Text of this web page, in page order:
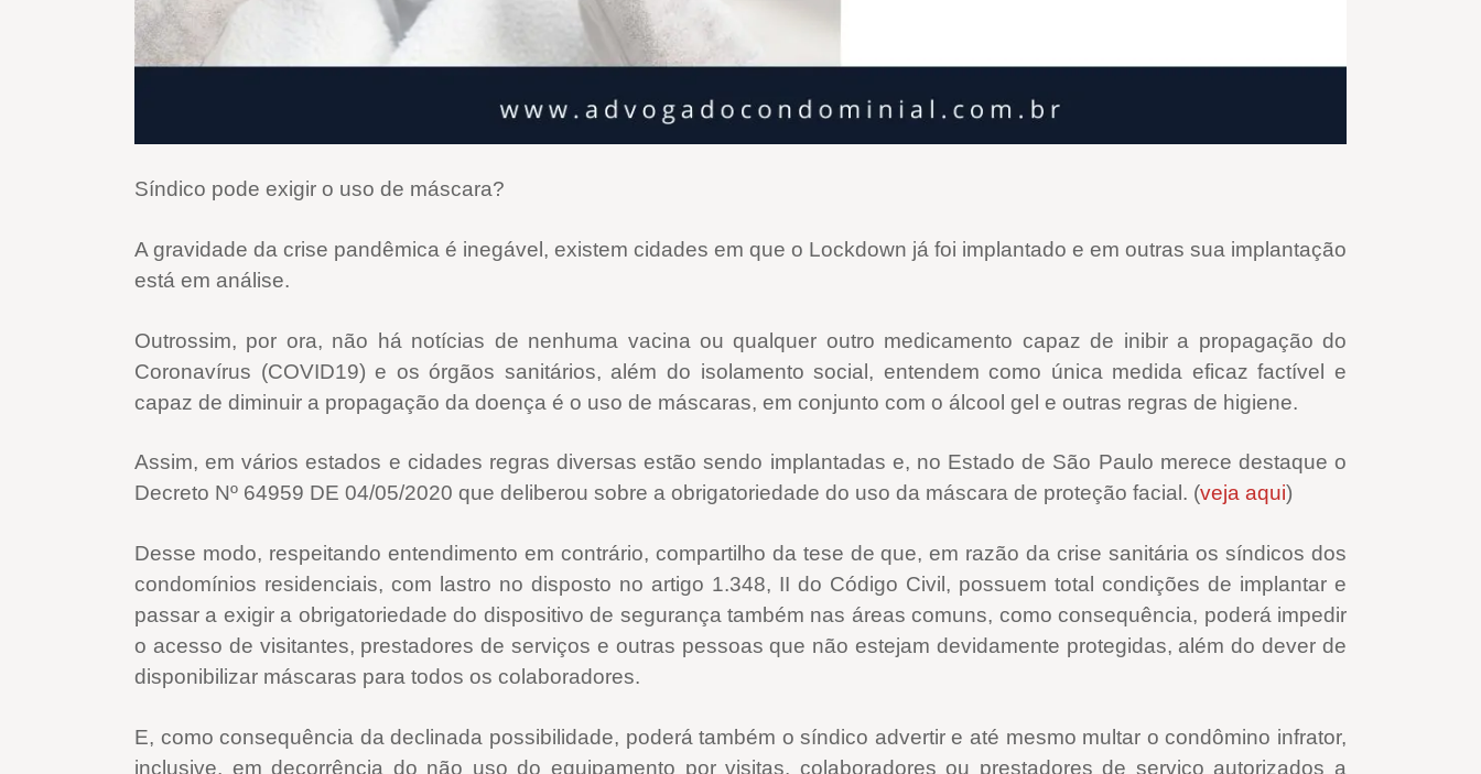
Síndico pode exigir o uso de máscara?
A gravidade da crise pandêmica é inegável, existem cidades em que o Lockdown já foi implantado e em outras sua implantação
está em análise.
Outrossim, por ora, não há notícias de nenhuma vacina ou qualquer outro medicamento capaz de inibir a propagação do
Coronavírus (COVID19) e os órgãos sanitários, além do isolamento social, entendem como única medida eficaz factível e
capaz de diminuir a propagação da doença é o uso de máscaras, em conjunto com o álcool gel e outras regras de higiene.
Assim, em vários estados e cidades regras diversas estão sendo implantadas e, no Estado de São Paulo merece destaque o
Decreto Nº 64959 DE 04/05/2020 que deliberou sobre a obrigatoriedade do uso da máscara de proteção facial. (veja aqui)
Desse modo, respeitando entendimento em contrário, compartilho da tese de que, em razão da crise sanitária os síndicos dos
condomínios residenciais, com lastro no disposto no artigo 1.348, II do Código Civil, possuem total condições de implantar e
passar a exigir a obrigatoriedade do dispositivo de segurança também nas áreas comuns, como consequência, poderá impedir
o acesso de visitantes, prestadores de serviços e outras pessoas que não estejam devidamente protegidas, além do dever de
disponibilizar máscaras para todos os colaboradores.
E, como consequência da declinada possibilidade, poderá também o síndico advertir e até mesmo multar o condômino infrator,
inclusive, em decorrência do não uso do equipamento por visitas, colaboradores ou prestadores de serviço autorizados a